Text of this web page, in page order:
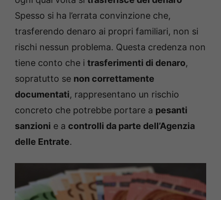
Spesso si ha l’errata convinzione che,
trasferendo denaro ai propri familiari, non si
rischi nessun problema. Questa credenza non
tiene conto che i trasferimenti di denaro,
sopratutto se non correttamente
documentati, rappresentano un rischio
concreto che potrebbe portare a pesanti
sanzioni e a controlli da parte dell’Agenzia
delle Entrate.